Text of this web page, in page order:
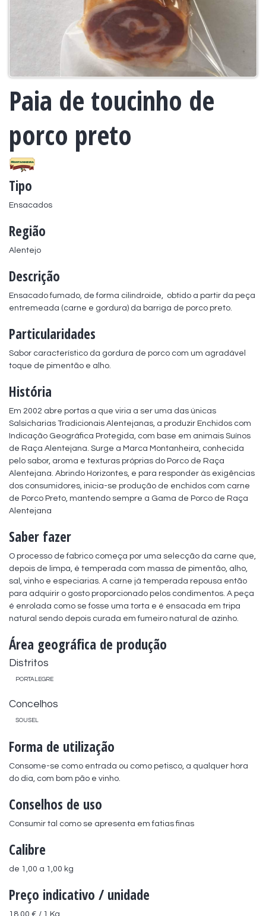
Paia de toucinho de
porco preto
Tipo
Ensacados
Região
Alentejo
Descrição
Ensacado fumado, de forma cilindroide,  obtido a partir da peça
entremeada (carne e gordura) da barriga de porco preto.
Particularidades
Sabor característico da gordura de porco com um agradável
toque de pimentão e alho.
História
Em 2002 abre portas a que viria a ser uma das únicas
Salsicharias Tradicionais Alentejanas, a produzir Enchidos com
Indicação Geográfica Protegida, com base em animais Suínos
de Raça Alentejana. Surge a Marca Montanheira, conhecida
pelo sabor, aroma e texturas próprias do Porco de Raça
Alentejana. Abrindo Horizontes, e para responder às exigências
dos consumidores, inicia-se produção de enchidos com carne
de Porco Preto, mantendo sempre a Gama de Porco de Raça
Alentejana
Saber fazer
O processo de fabrico começa por uma selecção da carne que,
depois de limpa, é temperada com massa de pimentão, alho,
sal, vinho e especiarias. A carne já temperada repousa então
para adquirir o gosto proporcionado pelos condimentos. A peça
é enrolada como se fosse uma torta e é ensacada em tripa
natural sendo depois curada em fumeiro natural de azinho.
Área geográfica de produção
Distritos
PORTALEGRE
Concelhos
SOUSEL
Forma de utilização
Consome-se como entrada ou como petisco, a qualquer hora
do dia, com bom pão e vinho.
Conselhos de uso
Consumir tal como se apresenta em fatias finas
Calibre
de 1,00 a 1,00 kg
Preço indicativo / unidade
18,00 € / 1 Kg